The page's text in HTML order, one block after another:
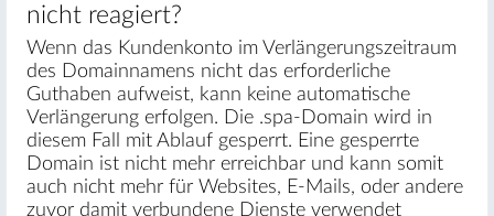
nicht reagiert?
Wenn das Kundenkonto im Verlängerungszeitraum
des Domainnamens nicht das erforderliche
Guthaben aufweist, kann keine automatische
Verlängerung erfolgen. Die .spa-Domain wird in
diesem Fall mit Ablauf gesperrt. Eine gesperrte
Domain ist nicht mehr erreichbar und kann somit
auch nicht mehr für Websites, E-Mails, oder andere
zuvor damit verbundene Dienste verwendet